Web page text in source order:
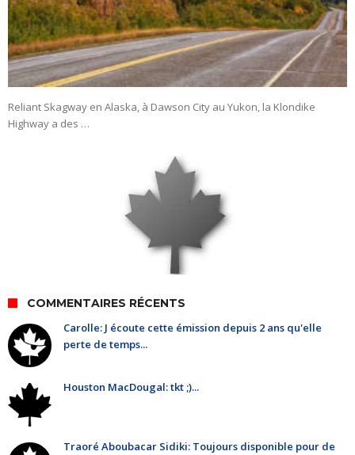
Reliant Skagway en Alaska, à Dawson City au Yukon, la Klondike
Highway a des …
COMMENTAIRES RÉCENTS
Carolle: J écoute cette émission depuis 2 ans qu'elle
perte de temps...
Houston MacDougal: tkt ;)...
Traoré Aboubacar Sidiki: Toujours disponible pour de